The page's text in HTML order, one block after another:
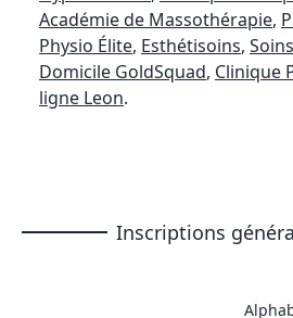
Académie de Massothérapie,
Physio Élite, Esthétisoins,
Domicile GoldSquad, Clinique
ligne Leon.
Inscriptions